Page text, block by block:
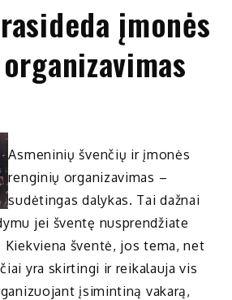
įmonės
Asmeninių švenčių ir įmonės
renginių organizavimas –
sudėtingas dalykas. Tai dažnai
jei šventę nusprendžiate
šventė, jos tema, net
yra skirtingi ir reikalauja vis
įsimintiną vakarą,